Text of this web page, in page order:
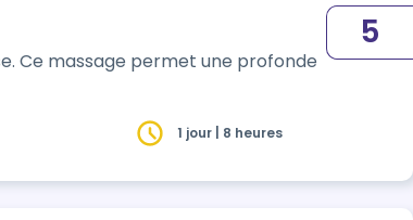
Ce massage permet une profonde
5
1 jour | 8 heures